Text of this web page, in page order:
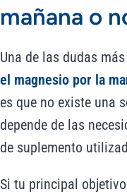
mañana o
Una de las dudas
el magnesio por la
es que no existe una
depende de las
de suplemento
Si tu principal